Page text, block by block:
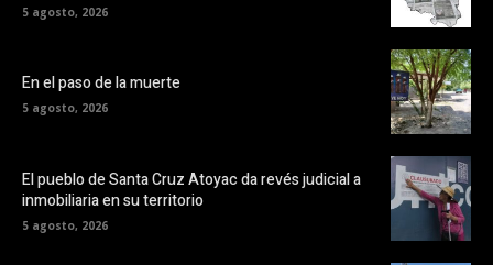
5 agosto, 2026
En el paso de la muerte
5 agosto, 2026
El pueblo de Santa Cruz Atoyac da revés judicial a
inmobiliaria en su territorio
5 agosto, 2026